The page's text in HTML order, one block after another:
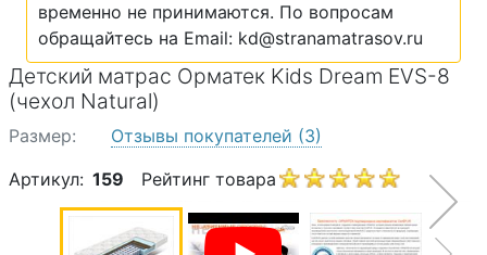
Open submenu (Мебель)
Мебель
Open submenu (Основания)
Основания
Open submenu (Детские матрасы)
Детские матрасы
Open submenu (Детские кровати)
Детские кровати
Open submenu (Шкафы)
О компании
временно не принимаются. По вопросам
обращайтесь на Email: kd@stranamatrasov.ru
Детский матрас Орматек Kids Dream EVS-8
(чехол Natural)
Размер: Отзывы покупателей (3)
Артикул: 159 Рейтинг товара